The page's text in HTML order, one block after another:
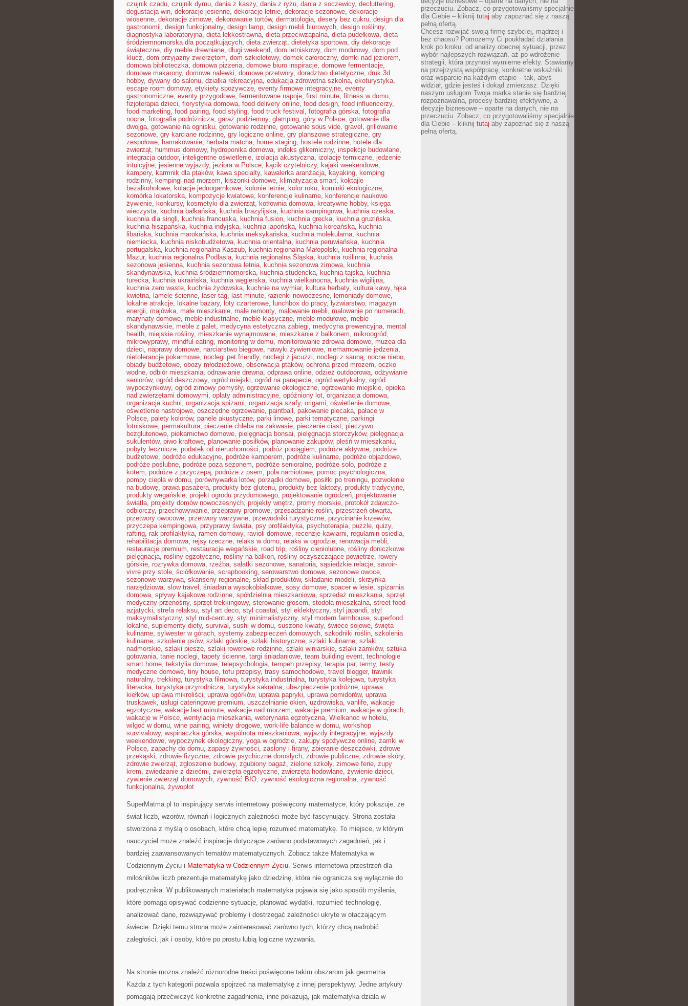
czujnik czadu, czujnik dymu, dania z kaszy, dania z ryżu, dania z soczewicy, decluttering,
degustacja win, dekoracje jesienne, dekoracje letnie, dekoracje sezonowe, dekoracje
wiosenne, dekoracje zimowe, dekorowanie tortów, dermatologia, desery bez cukru, design dla
gastronomii, design funkcjonalny, design lamp, design mebli biurowych, design roślinny,
diagnostyka laboratoryjna, dieta lekkostrawna, dieta przeciwzapalna, dieta pudełkowa, dieta
śródziemnomorska dla początkujących, dieta zwierząt, dietetyka sportowa, diy dekoracje
świąteczne, diy meble drewniane, długi weekend, dom letniskowy, dom modułowy, dom pod
klucz, dom przyjazny zwierzętom, dom szkieletowy, domek całoroczny, domki nad jeziorem,
domowa biblioteczka, domowa pizzeria, domowe biuro inspiracje, domowe fermentacje,
domowe makarony, domowe nalewki, domowe przetwory, doradztwo dietetyczne, druk 3d
hobby, dywany do salonu, działka rekreacyjna, edukacja zdrowotna szkolna, ekoturystyka,
escape room domowy, etykiety spożywcze, eventy firmowe integracyjne, eventy
gastronomiczne, eventy przygodowe, fermentowane napoje, first minute, fitness w domu,
fizjoterapia dzieci, florystyka domowa, food delivery online, food design, food influencerzy,
food marketing, food pairing, food styling, food truck festival , fotografia górska, fotografia
nocna, fotografia podróżnicza, garaż podziemny, glamping, góry w Polsce, gotowanie dla
dwojga, gotowanie na ognisku, gotowanie rodzinne, gotowanie sous vide, gravel , grillowanie
sezonowe, gry karciane rodzinne, gry logiczne online, gry planszowe strategiczne, gry
zespołowe, hamakowanie, herbata matcha, home staging, hostele rodzinne, hotele dla
zwierząt, hummus domowy, hydroponika domowa, indeks glikemiczny, inspekcje budowlane,
integracja outdoor, inteligentne oświetlenie, izolacja akustyczna, izolacje termiczne, jedzenie
intuicyjne, jesienne wyjazdy, jeziora w Polsce, kącik czytelniczy, kajaki weekendowe,
kampery, karmnik dla ptaków, kawa specialty, kawalerka aranżacja, kayaking, kemping
rodzinny, kempingi nad morzem, kiszonki domowe, klimatyzacja smart, koktajle
bezalkoholowe, kolacje jednogarnkowe, kolonie letnie, kolor roku, kominki ekologiczne,
komórka lokatorska, kompozycje kwiatowe, konferencje kulinarne, konferencje naukowe
żywienie, konkursy, kosmetyki dla zwierząt, kotłownia domowa, kreatywne hobby, księga
wieczysta, kuchnia bałkańska, kuchnia brazylijska, kuchnia campingowa, kuchnia czeska,
kuchnia dla singli, kuchnia francuska, kuchnia fusion, kuchnia grecka, kuchnia gruzińska,
kuchnia hiszpańska, kuchnia indyjska, kuchnia japońska, kuchnia koreańska, kuchnia
libańska, kuchnia marokańska, kuchnia meksykańska, kuchnia molekularna, kuchnia
niemiecka, kuchnia niskobudżetowa, kuchnia orientalna, kuchnia peruwiańska, kuchnia
portugalska, kuchnia regionalna Kaszub, kuchnia regionalna Małopolski, kuchnia regionalna
Mazur, kuchnia regionalna Podlasia, kuchnia regionalna Śląska, kuchnia roślinna, kuchnia
sezonowa jesienna, kuchnia sezonowa letnia, kuchnia sezonowa zimowa, kuchnia
skandynawska, kuchnia śródziemnomorska, kuchnia studencka, kuchnia tajska, kuchnia
turecka, kuchnia ukraińska, kuchnia węgierska, kuchnia wielkanocna, kuchnia wigilijna,
kuchnia zero waste, kuchnia żydowska, kuchnie na wymiar, kultura herbaty, kultura kawy, łąka
kwietna, lamele ścienne, laser tag, last minute, łazienki nowoczesne, lemoniady domowe,
lokalne atrakcje, lokalne bazary, loty czarterowe, lunchbox do pracy, łyżwiarstwo, magazyn
energii, majówka, małe mieszkanie, małe remonty, malowanie mebli, malowanie po numerach,
marynaty domowe, meble industrialne, meble klasyczne, meble modułowe, meble
skandynawskie, meble z palet, medycyna estetyczna zabiegi, medycyna prewencyjna, mental
health, miejskie rośliny, mieszkanie wynajmowane, mieszkanie z balkonem, mikroogród,
mikrowyprawy, mindful eating, monitoring w domu, monitorowanie zdrowia domowe, muzea dla
dzieci, naprawy domowe, narciarstwo biegowe, nawyki żywieniowe, niemarnowanie jedzenia,
nietolerancje pokarmowe, noclegi pet friendly, noclegi z jacuzzi, noclegi z sauną, nocne niebo,
obiady budżetowe, obozy młodzieżowe, obserwacja ptaków, ochrona przed mrozem, oczko
wodne, odbiór mieszkania, odnawianie drewna, odprawa online, odzież outdoorowa, odżywianie
seniorów, ogród deszczowy, ogród miejski, ogród na parapecie, ogród wertykalny, ogród
wypoczynkowy, ogród zimowy pomysły, ogrzewanie ekologiczne, ogrzewanie miejskie, opieka
nad zwierzętami domowymi, opłaty administracyjne, opóźniony lot, organizacja domowa,
organizacja kuchni, organizacja spiżarni, organizacja szafy, origami, oświetlenie domowe,
oświetlenie nastrojowe, oszczędne ogrzewanie, paintball , pakowanie plecaka, pałace w
Polsce, palety kolorów, panele akustyczne, parki linowe, parki tematyczne, parkingi
lotniskowe, permakultura, pieczenie chleba na zakwasie, pieczenie ciast, pieczywo
bezglutenowe, piekarnictwo domowe, pielęgnacja bonsai, pielęgnacja storczyków, pielęgnacja
sukulentów, piwo kraftowe, planowanie posiłków, planowanie zakupów, pleśń w mieszkaniu,
pobyty lecznicze, podatek od nieruchomości, podróż pociągiem, podróże aktywne, podróże
budżetowe, podróże edukacyjne, podróże kamperem, podróże kulinarne, podróże objazdowe,
podróże poślubne, podróże poza sezonem, podróże senioralne, podróże solo, podróże z
kotem, podróże z przyczepą, podróże z psem, pola namiotowe, pomoc psychologiczna,
pompy ciepła w domu, porównywarka lotów, porządki domowe, posiłki po treningu, pozwolenie
na budowę, prawa pasażera, produkty bez glutenu, produkty bez laktozy, produkty tradycyjne,
produkty wegańskie, projekt ogrodu przydomowego, projektowanie ogrodzeń, projektowanie
światła, projekty domów nowoczesnych, projekty wnętrz, promy morskie, protokół zdawczo-
odbiorczy, przechowywanie, przeprawy promowe, przesadzanie roślin, przestrzeń otwarta,
przetwory owocowe, przetwory warzywne, przewodniki turystyczne, przycinanie krzewów,
przyczepa kempingowa, przyprawy świata, psy profilaktyka, psychoterapia, puzzle, quizy,
rafting, rak profilaktyka, ramen domowy, ravioli domowe, recenzje kawiarni, regulamin osiedla,
rehabilitacja domowa, rejsy rzeczne, relaks w domu, relaks w ogrodzie, renowacja mebli,
restauracje premium, restauracje wegańskie, road trip, rośliny cieniolubne, rośliny doniczkowe
pielęgnacja, rośliny egzotyczne, rośliny na balkon, rośliny oczyszczające powietrze, rowery
górskie, rozrywka domowa, rzeźba, sałatki sezonowe, sanatoria, sąsiedzkie relacje, savoir-
vivre przy stole, ściółkowanie, scrapbooking, serowarstwo domowe, sezonowe owoce,
sezonowe warzywa, skanseny regionalne, skład produktów, składanie modeli, skrzynka
narzędziowa, slow travel , śniadania wysokobiałkowe, sosy domowe, spacer w lesie, spiżarnia
domowa, spływy kajakowe rodzinne, spółdzielnia mieszkaniowa, sprzedaż mieszkania, sprzęt
medyczny przenośny, sprzęt trekkingowy, sterowanie głosem, stodoła mieszkalna, street food
azjatycki, strefa relaksu, styl art deco, styl coastal , styl eklektyczny, styl japandi, styl
maksymalistyczny, styl mid-century, styl minimalistyczny, styl modern farmhouse, superfood
lokalne, suplementy diety, survival , sushi w domu, suszone kwiaty, świece sojowe, święta
kulinarne, sylwester w górach, systemy zabezpieczeń domowych, szkodniki roślin, szkolenia
kulinarne, szkolenie psów, szlaki górskie, szlaki historyczne, szlaki kulinarne, szlaki
nadmorskie, szlaki piesze, szlaki rowerowe rodzinne, szlaki winiarskie, szlaki zamków, sztuka
gotowania, tanie noclegi, tapety ścienne, targi śniadaniowe, team building event, technologie
smart home, tekstylia domowe, telepsychologia, tempeh przepisy, terapia par, termy, testy
medyczne domowe, tiny house, tofu przepisy, trasy samochodowe, travel blogger, trawnik
naturalny, trekking, turystyka filmowa, turystyka industrialna, turystyka kolejowa, turystyka
literacka, turystyka przyrodnicza, turystyka sakralna, ubezpieczenie podróżne, uprawa
kiełków, uprawa mikroliści, uprawa ogórków, uprawa papryki, uprawa pomidorów, uprawa
truskawek, usługi cateringowe premium, uszczelnianie okien, uzdrowiska, vanlife, wakacje
egzotyczne, wakacje last minute, wakacje nad morzem, wakacje premium, wakacje w górach,
wakacje w Polsce, wentylacja mieszkania, weterynaria egzotyczna, Wielkanoc w hotelu,
wilgoć w domu, wine pairing, winiety drogowe, work-life balance w domu, workshop
survivalowy, wspinaczka górska, wspólnota mieszkaniowa, wyjazdy integracyjne, wyjazdy
weekendowe, wypoczynek ekologiczny, yoga w ogrodzie, zakupy spożywcze online, zamki w
Polsce, zapachy do domu, zapasy żywności, zasłony i firany, zbieranie deszczówki, zdrowe
przekąski, zdrowie fizyczne, zdrowie psychiczne dorosłych, zdrowie publiczne, zdrowie skóry,
zdrowie zwierząt, zgłoszenie budowy, zgubiony bagaż, zielone szkoły, zimowe ferie, zupy
krem, zwiedzanie z dziećmi, zwierzęta egzotyczne, zwierzęta hodowlane, żywienie dzieci,
żywienie zwierząt domowych, żywność BIO, żywność ekologiczna regionalna, żywność
funkcjonalna, żywopłot
SuperMatma.pl to inspirujący serwis internetowy poświęcony matematyce, który pokazuje, że
świat liczb, wzorów, równań i logicznych zależności może być fascynujący. Strona została
stworzona z myślą o osobach, które chcą lepiej rozumieć matematykę. To miejsce, w którym
nauczyciel może znaleźć inspiracje dotyczące zarówno podstawowych zagadnień, jak i
bardziej zaawansowanych tematów matematycznych. Zobacz także Matematyka w
Codziennym Życiu i Matematyka w Codziennym Życiu. Serwis internetowa przestrzeń dla
miłośników liczb prezentuje matematykę jako dziedzinę, która nie ogranicza się wyłącznie do
podręcznika. W publikowanych materiałach matematyka pojawia się jako sposób myślenia,
które pomaga opisywać codzienne sytuacje, planować wydatki, rozumieć technologię,
analizować dane, rozwiązywać problemy i dostrzegać zależności ukryte w otaczającym
świecie. Dzięki temu strona może zainteresować zarówno tych, którzy chcą nadrobić
zaległości, jak i osoby, które po prostu lubią logiczne wyzwania.
Na stronie można znaleźć różnorodne treści poświęcone takim obszarom jak geometria.
Każda z tych kategorii pozwala spojrzeć na matematykę z innej perspektywy. Jedne artykuły
pomagają przećwiczyć konkretne zagadnienia, inne pokazują, jak matematyka działa w
przeczuciu. Zobacz, co przygotowaliśmy specjalnie
dla Ciebie – kliknij tutaj aby zapoznać się z naszą
pełną ofertą.
Chcesz rozwijać swoją firmę szybciej, mądrzej i
bez chaosu? Pomożemy Ci poukładać działania
krok po kroku: od analizy obecnej sytuacji, przez
wybór najlepszych rozwiązań, aż po wdrożenie
strategii, która przynosi wymierne efekty. Stawiamy
na przejrzystą współpracę, konkretne wskaźniki
oraz wsparcie na każdym etapie – tak, abyś
widział, gdzie jesteś i dokąd zmierzasz. Dzięki
naszym usługom Twoja marka stanie się bardziej
rozpoznawalna, procesy bardziej efektywne, a
decyzje biznesowe – oparte na danych, nie na
przeczuciu. Zobacz, co przygotowaliśmy specjalnie
dla Ciebie – kliknij tutaj aby zapoznać się z naszą
pełną ofertą.